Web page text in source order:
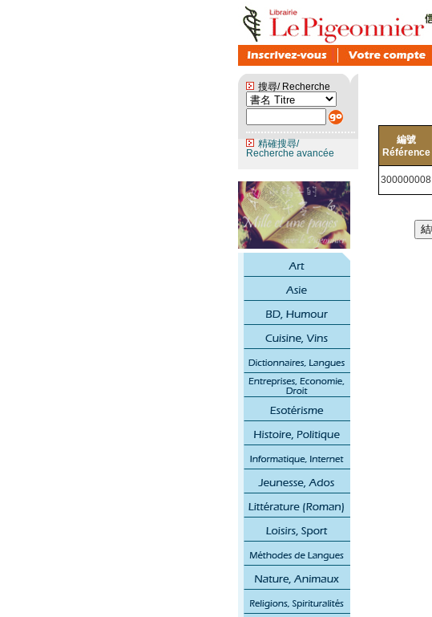
搜尋/ Recherche
精確搜尋/
Recherche avancée
編號
Référence
300000008